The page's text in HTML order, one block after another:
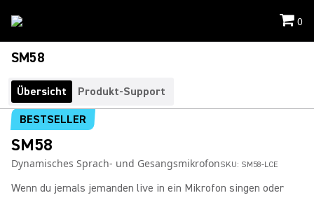
0
SM58
Übersicht
Produkt-Support
BESTSELLER
SM58
Dynamisches Sprach- und GesangsmikrofonSKU: SM58-LCE
Wenn du jemals jemanden live in ein Mikrofon singen oder